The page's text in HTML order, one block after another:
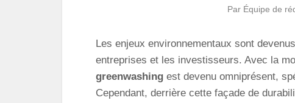
Par Équipe de
Les enjeux environnementaux sont
entreprises et les investisseurs. Avec la
greenwashing est devenu omniprésent,
Cependant, derrière cette façade de